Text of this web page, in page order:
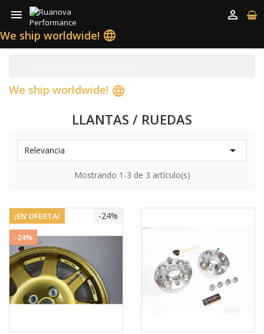


We ship worldwide! language
We ship worldwide! language
LLANTAS / RUEDAS
Relevancia 
Mostrando 1-3 de 3 artículo(s)
-24%
¡EN OFERTA!
-24%